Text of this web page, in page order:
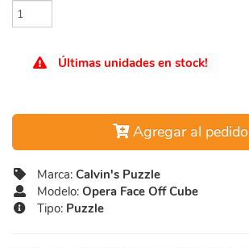
Últimas unidades en stock!
Agregar al pedido
Marca: Calvin's Puzzle
Modelo: Opera Face Off Cube
Tipo: Puzzle